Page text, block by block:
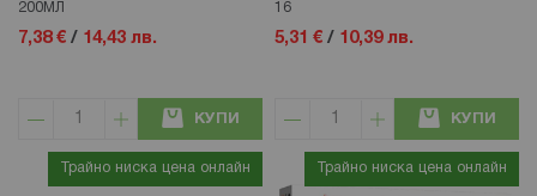
200МЛ
7,38 € / 14,43 лв.
КУПИ
16
5,31 € / 10,39 лв.
КУПИ
Трайно ниска цена онлайн Трайно ниска цена онлайн